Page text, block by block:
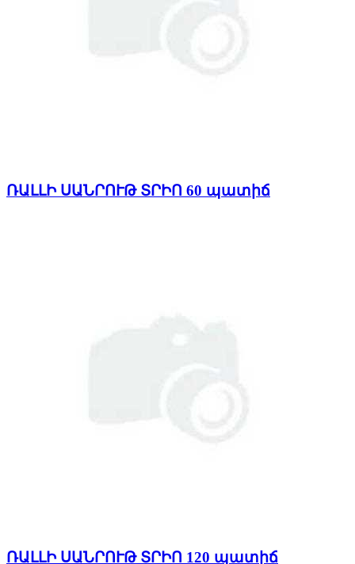
ՌԱԼԼԻ ՍԱՆՐՈՒԹ ՏՐԻՈ 60 պատիճ
ՌԱԼԼԻ ՍԱՆՐՈՒԹ ՏՐԻՈ 120 պատիճ